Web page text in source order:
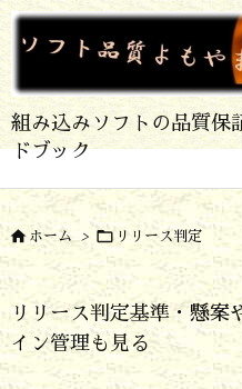
組み込みソフトの品質保
ドブック
 ホーム >  リリース判定
リリース判定基準・懸案
イン管理も見る